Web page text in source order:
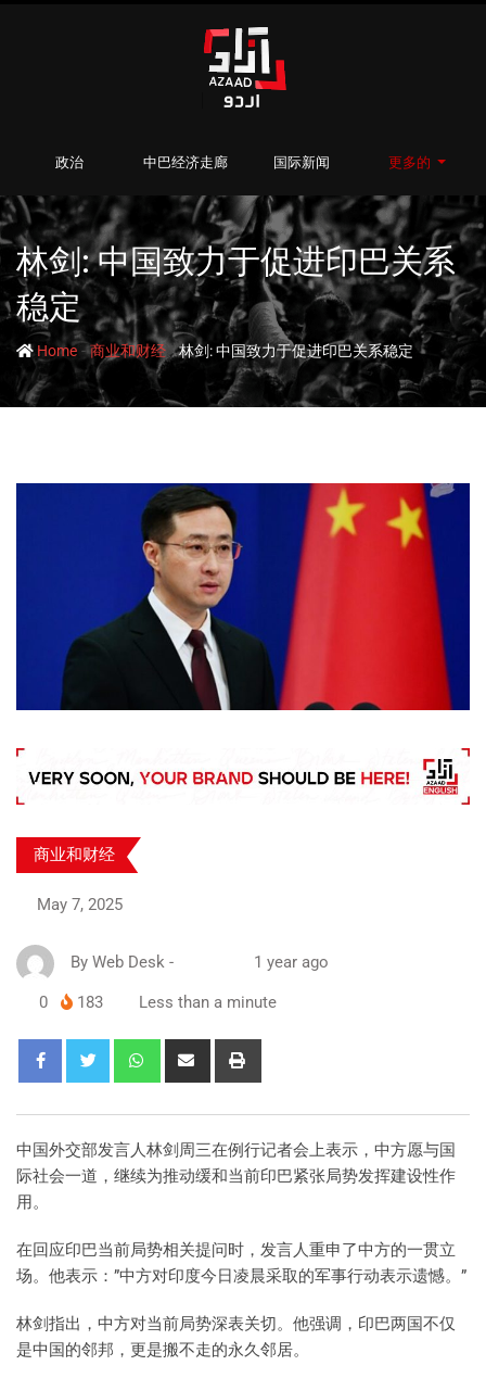
政治 中巴经济走廊 国际新闻 更多的
林剑: 中国致力于促进印巴关系
稳定
Home -商业和财经-林剑: 中国致力于促进印巴关系稳定
商业和财经
May 7, 2025
By Web Desk - 1 year ago
0 183 Less than a minute
中国外交部发言人林剑周三在例行记者会上表示，中方愿与国
际社会一道，继续为推动缓和当前印巴紧张局势发挥建设性作
用。
在回应印巴当前局势相关提问时，发言人重申了中方的一贯立
场。他表示：”中方对印度今日凌晨采取的军事行动表示遗憾。”
林剑指出，中方对当前局势深表关切。他强调，印巴两国不仅
是中国的邻邦，更是搬不走的永久邻居。